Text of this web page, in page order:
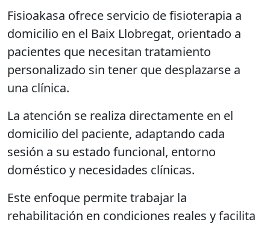
Fisioakasa ofrece servicio de fisioterapia a
domicilio en el Baix Llobregat, orientado a
pacientes que necesitan tratamiento
personalizado sin tener que desplazarse a
una clínica.
La atención se realiza directamente en el
domicilio del paciente, adaptando cada
sesión a su estado funcional, entorno
doméstico y necesidades clínicas.
Este enfoque permite trabajar la
rehabilitación en condiciones reales y facilita